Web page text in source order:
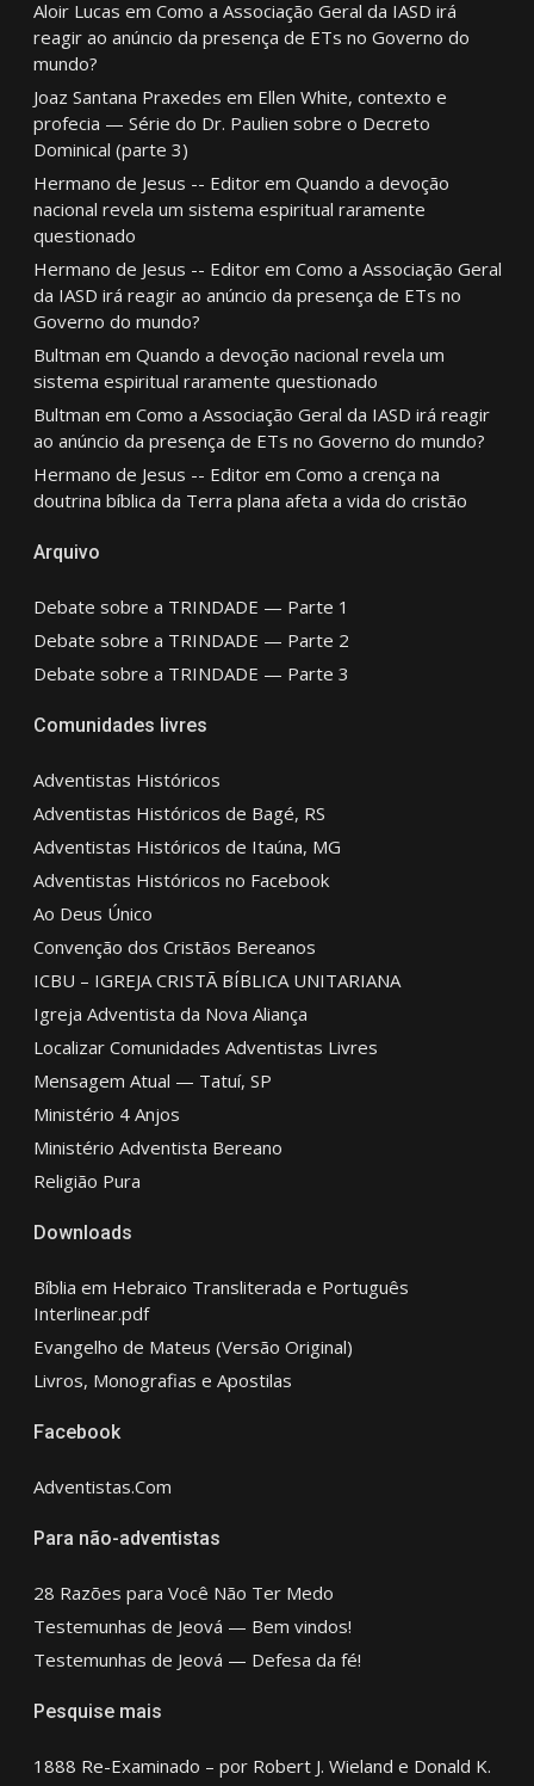
Aloir Lucas em Como a Associação Geral da IASD irá
reagir ao anúncio da presença de ETs no Governo do
mundo?
Joaz Santana Praxedes em Ellen White, contexto e
profecia — Série do Dr. Paulien sobre o Decreto
Dominical (parte 3)
Hermano de Jesus -- Editorem Quando a devoção
nacional revela um sistema espiritual raramente
questionado
Hermano de Jesus -- Editorem Como a Associação Geral
da IASD irá reagir ao anúncio da presença de ETs no
Governo do mundo?
Bultman em Quando a devoção nacional revela um
sistema espiritual raramente questionado
Bultman em Como a Associação Geral da IASD irá reagir
ao anúncio da presença de ETs no Governo do mundo?
Hermano de Jesus -- Editorem Como a crença na
doutrina bíblica da Terra plana afeta a vida do cristão
Arquivo
Debate sobre a TRINDADE — Parte 1
Debate sobre a TRINDADE — Parte 2
Debate sobre a TRINDADE — Parte 3
Comunidades livres
Adventistas Históricos
Adventistas Históricos de Bagé, RS
Adventistas Históricos de Itaúna, MG
Adventistas Históricos no Facebook
Ao Deus Único
Convenção dos Cristãos Bereanos
ICBU – IGREJA CRISTÃ BÍBLICA UNITARIANA
Igreja Adventista da Nova Aliança
Localizar Comunidades Adventistas Livres
Mensagem Atual — Tatuí, SP
Ministério 4 Anjos
Ministério Adventista Bereano
Religião Pura
Downloads
Bíblia em Hebraico Transliterada e Português
Interlinear.pdf
Evangelho de Mateus (Versão Original)
Livros, Monografias e Apostilas
Facebook
Adventistas.Com
Para não-adventistas
28 Razões para Você Não Ter Medo
Testemunhas de Jeová — Bem vindos!
Testemunhas de Jeová — Defesa da fé!
Pesquise mais
1888 Re-Examinado – por Robert J. Wieland e Donald K.